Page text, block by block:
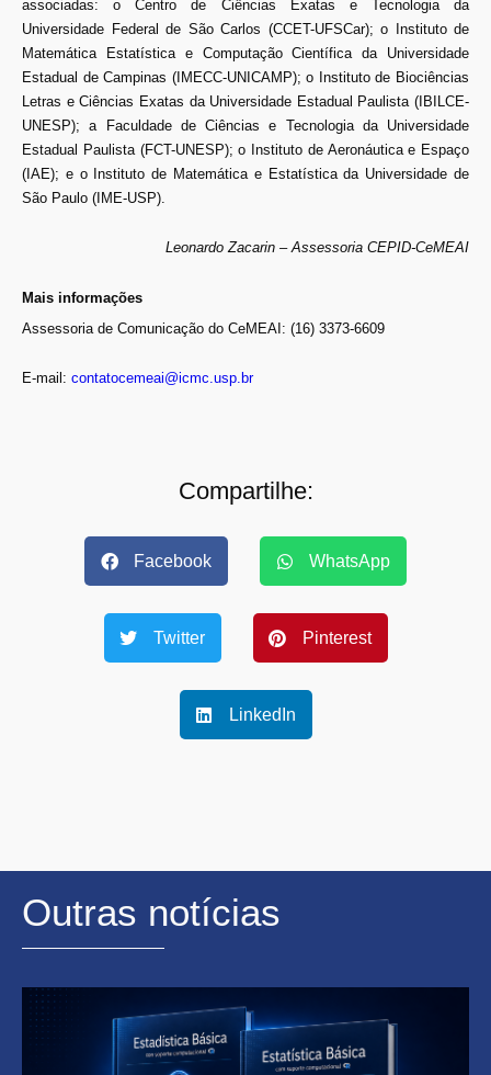
associadas: o Centro de Ciências Exatas e Tecnologia da
Universidade Federal de São Carlos (CCET-UFSCar); o Instituto de
Matemática Estatística e Computação Científica da Universidade
Estadual de Campinas (IMECC-UNICAMP); o Instituto de Biociências
Letras e Ciências Exatas da Universidade Estadual Paulista (IBILCE-
UNESP); a Faculdade de Ciências e Tecnologia da Universidade
Estadual Paulista (FCT-UNESP); o Instituto de Aeronáutica e Espaço
(IAE); e o Instituto de Matemática e Estatística da Universidade de
São Paulo (IME-USP).
Leonardo Zacarin – Assessoria CEPID-CeMEAI
Mais informações
Assessoria de Comunicação do CeMEAI: (16) 3373-6609
E-mail: contatocemeai@icmc.usp.br
Compartilhe:
Facebook WhatsApp
Twitter Pinterest
LinkedIn
Outras notícias